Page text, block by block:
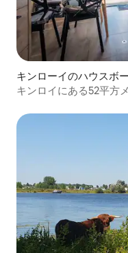
キンローイのハウスボ
キンロイにある52平方